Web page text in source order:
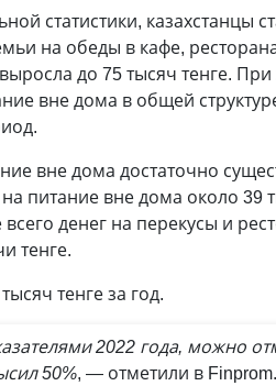
статистики, казахстанцы
на обеды в кафе,
до 75 тысяч тенге.
вне дома в общей
вне дома достаточно
питание вне дома около 39
денег на перекусы и
тенге.
тенге за год.
2022 года, можно
50%, — отметили в